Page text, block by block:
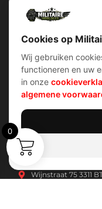
Militairehorloges.nl is
Snel menu
Home
Over ons
Account
Wijnstraat 75 3311
Cookies op
Wij gebruiken
functioneren en uw
in onze
algemene
0